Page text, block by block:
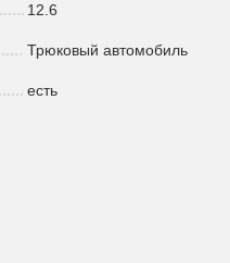
12.6
Трюковый автомобиль
есть